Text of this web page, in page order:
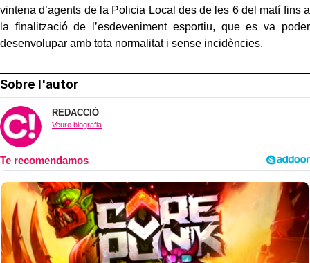
vintena d’agents de la Policia Local des de les 6 del matí fins a
la finalització de l’esdeveniment esportiu, que es va poder
desenvolupar amb tota normalitat i sense incidències.
Sobre l'autor
REDACCIÓ
Veure biografia